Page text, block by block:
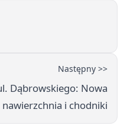
Następny >>
Dąbrowskiego: Nowa
nawierzchnia i chodniki